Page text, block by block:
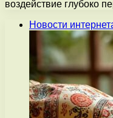
воздействие глубоко
Новости